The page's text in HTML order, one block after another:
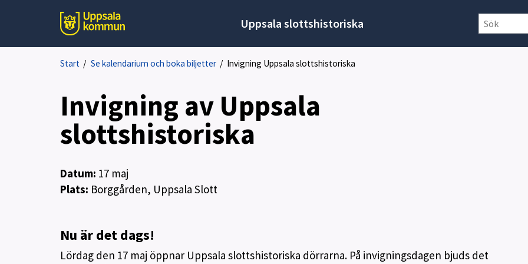
Uppsala slottshistoriska
Start / Se kalendarium och boka biljetter/ Invigning Uppsala slottshistoriska
Invigning av Uppsala
slottshistoriska
Datum: 17 maj
Plats: Borggården, Uppsala Slott
Nu är det dags!
Lördag den 17 maj öppnar Uppsala slottshistoriska dörrarna. På invigningsdagen bjuds det